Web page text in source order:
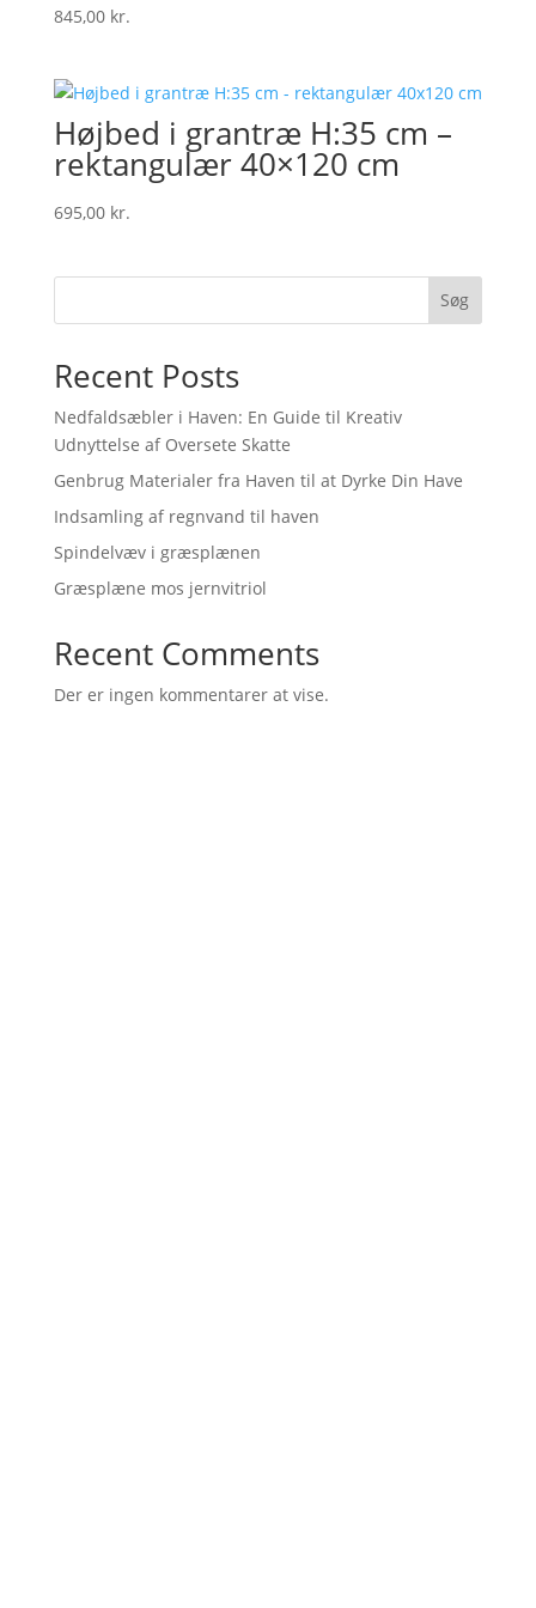
845,00 kr.
Højbed i grantræ H:35 cm –
rektangulær 40×120 cm
695,00 kr.
Søg
Recent Posts
Nedfaldsæbler i Haven: En Guide til Kreativ
Udnyttelse af Oversete Skatte
Genbrug Materialer fra Haven til at Dyrke Din Have
Indsamling af regnvand til haven
Spindelvæv i græsplænen
Græsplæne mos jernvitriol
Recent Comments
Der er ingen kommentarer at vise.